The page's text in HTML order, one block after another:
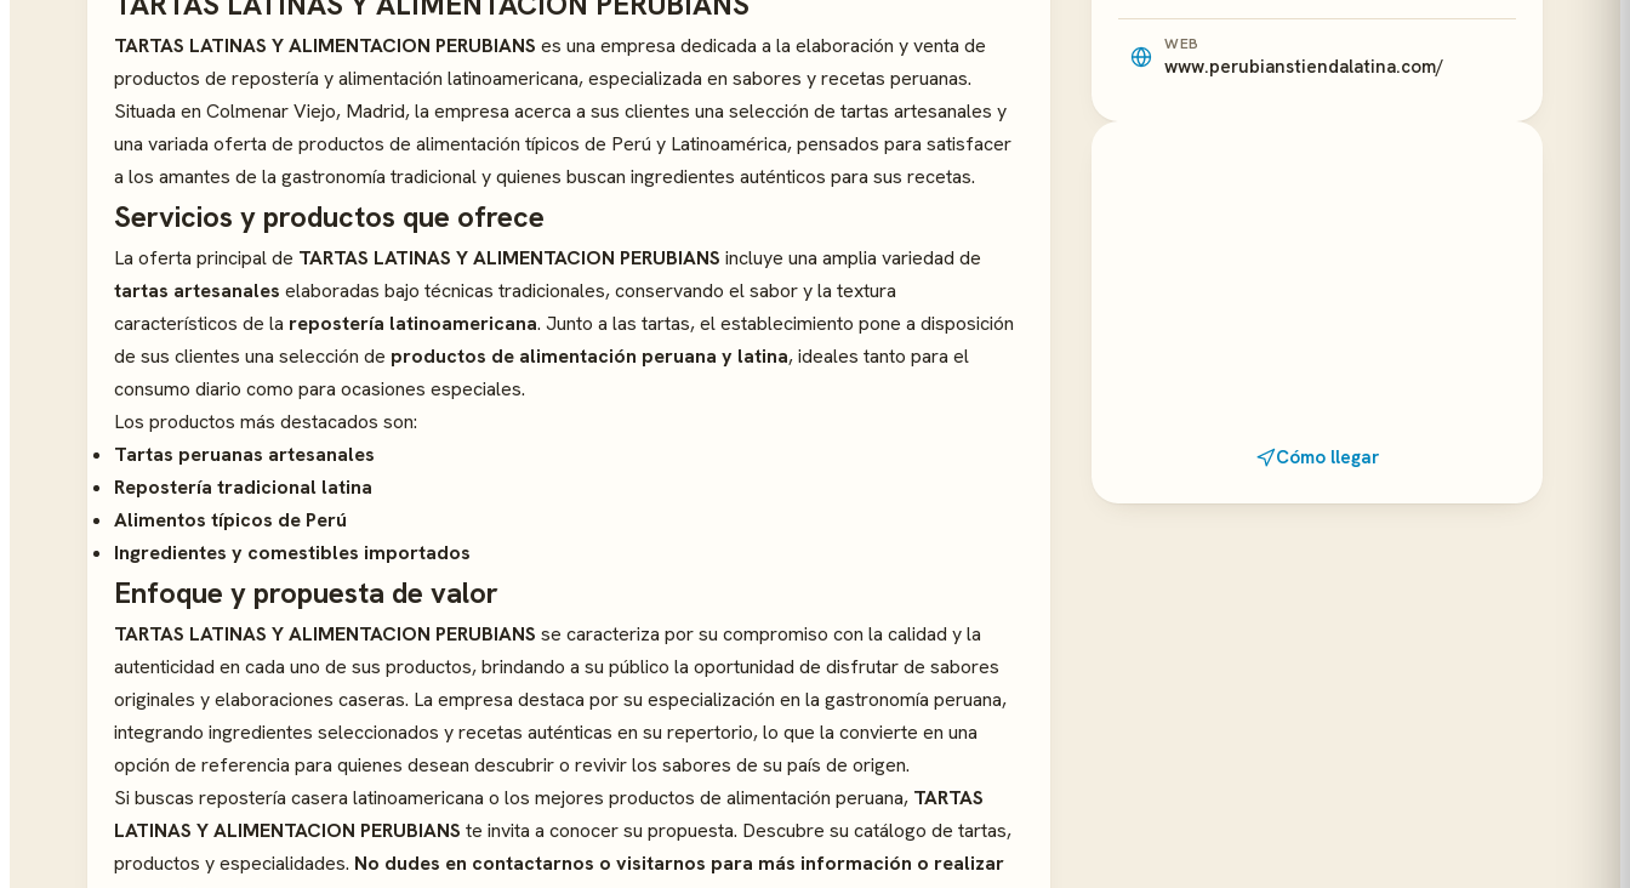
TARTAS LATINAS Y ALIMENTACION PERUBIANS es una empresa dedicada a la elaboración y venta de
productos de repostería y alimentación latinoamericana, especializada en sabores y recetas peruanas.
Situada en Colmenar Viejo, Madrid, la empresa acerca a sus clientes una selección de tartas artesanales y
una variada oferta de productos de alimentación típicos de Perú y Latinoamérica, pensados para satisfacer
a los amantes de la gastronomía tradicional y quienes buscan ingredientes auténticos para sus recetas.
Servicios y productos que ofrece
La oferta principal de TARTAS LATINAS Y ALIMENTACION PERUBIANS incluye una amplia variedad de
tartas artesanales elaboradas bajo técnicas tradicionales, conservando el sabor y la textura
característicos de la repostería latinoamericana. Junto a las tartas, el establecimiento pone a disposición
de sus clientes una selección de productos de alimentación peruana y latina, ideales tanto para el
consumo diario como para ocasiones especiales.
Los productos más destacados son:
Tartas peruanas artesanales
Repostería tradicional latina
Alimentos típicos de Perú
Ingredientes y comestibles importados
Enfoque y propuesta de valor
TARTAS LATINAS Y ALIMENTACION PERUBIANS se caracteriza por su compromiso con la calidad y la
autenticidad en cada uno de sus productos, brindando a su público la oportunidad de disfrutar de sabores
originales y elaboraciones caseras. La empresa destaca por su especialización en la gastronomía peruana,
integrando ingredientes seleccionados y recetas auténticas en su repertorio, lo que la convierte en una
opción de referencia para quienes desean descubrir o revivir los sabores de su país de origen.
Si buscas repostería casera latinoamericana o los mejores productos de alimentación peruana, TARTAS
LATINAS Y ALIMENTACION PERUBIANS te invita a conocer su propuesta. Descubre su catálogo de tartas,
productos y especialidades. No dudes en contactarnos o visitarnos para más información o realizar
WEB
www.perubianstiendalatina.com/
Cómo llegar